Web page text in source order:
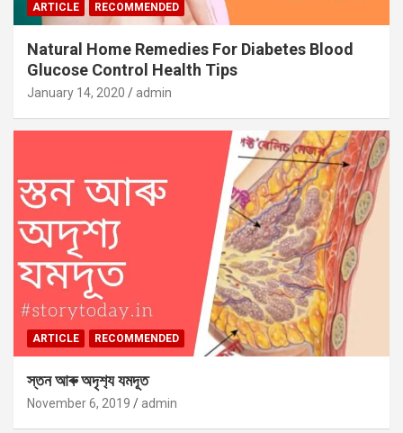
ARTICLE RECOMMENDED
Natural Home Remedies For Diabetes Blood
Glucose Control Health Tips
January 14, 2020 admin
ARTICLE RECOMMENDED
স্তন আৰু অদৃশ‍্য যমদূত
November 6, 2019 admin